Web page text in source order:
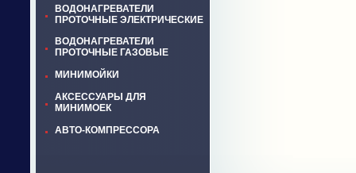
ВОДОНАГРЕВАТЕЛИ
ПРОТОЧНЫЕ ЭЛЕКТРИЧЕСКИЕ
ВОДОНАГРЕВАТЕЛИ
ПРОТОЧНЫЕ ГАЗОВЫЕ
МИНИМОЙКИ
АКСЕССУАРЫ ДЛЯ
МИНИМОЕК
АВТО-КОМПРЕССОРА